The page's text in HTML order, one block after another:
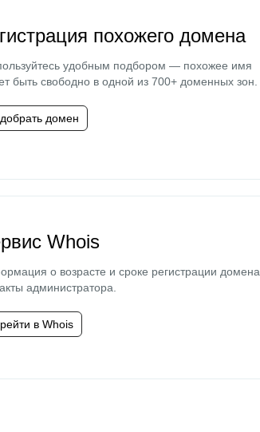
похожего домена
удобным подбором — похожее имя
быть свободно в одной из 700+ доменных зон.
домен
Whois
о возрасте и сроке регистрации домена,
администратора.
в Whois